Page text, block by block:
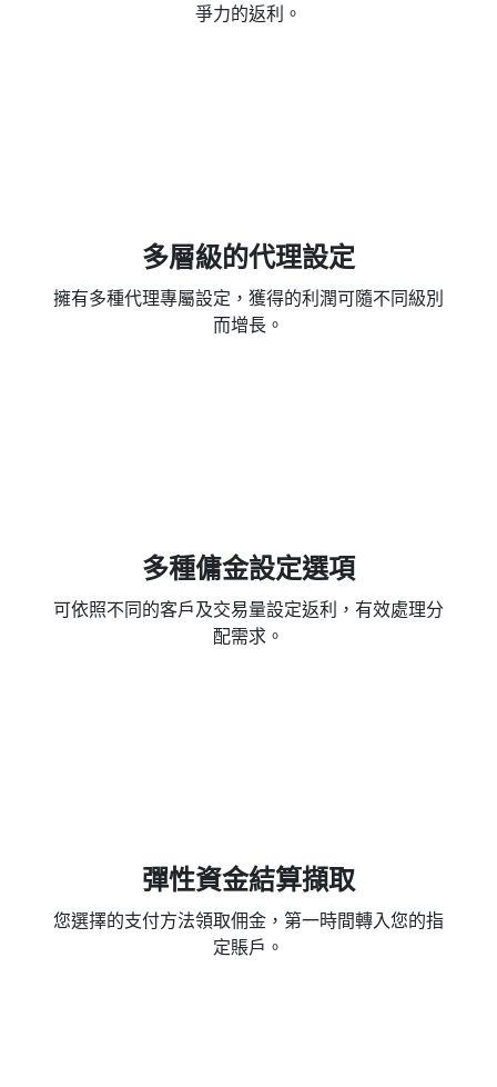
爭力的返利。
多層級的代理設定
擁有多種代理專屬設定，獲得的利潤可隨不同級別
而增長。
多種傭金設定選項
可依照不同的客戶及交易量設定返利，有效處理分
配需求。
彈性資金結算擷取
您選擇的支付方法領取佣金，第一時間轉入您的指
定賬戶。